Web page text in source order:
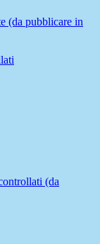
(da pubblicare in
(da